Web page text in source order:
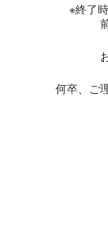
※終了
何卒、ご